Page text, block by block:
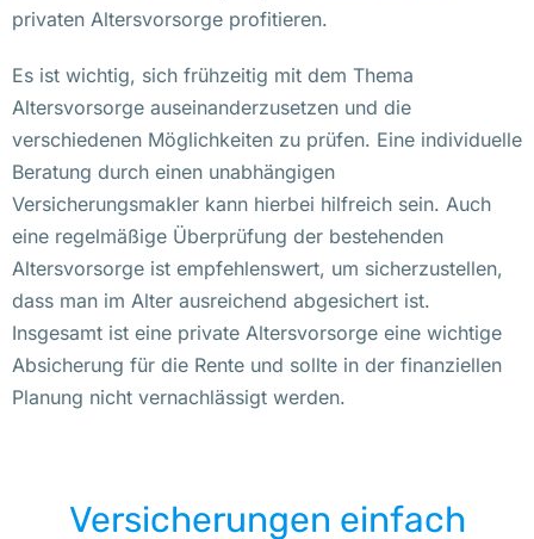
privaten Altersvorsorge profitieren.
Es ist wichtig, sich frühzeitig mit dem Thema
Altersvorsorge auseinanderzusetzen und die
verschiedenen Möglichkeiten zu prüfen. Eine individuelle
Beratung durch einen unabhängigen
Versicherungsmakler kann hierbei hilfreich sein. Auch
eine regelmäßige Überprüfung der bestehenden
Altersvorsorge ist empfehlenswert, um sicherzustellen,
dass man im Alter ausreichend abgesichert ist.
Insgesamt ist eine private Altersvorsorge eine wichtige
Absicherung für die Rente und sollte in der finanziellen
Planung nicht vernachlässigt werden.
Versicherungen einfach